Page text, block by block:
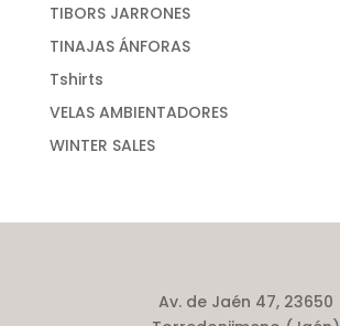
TIBORS JARRONES
TINAJAS ÁNFORAS
Tshirts
VELAS AMBIENTADORES
WINTER SALES
Av. de Jaén 47, 23650